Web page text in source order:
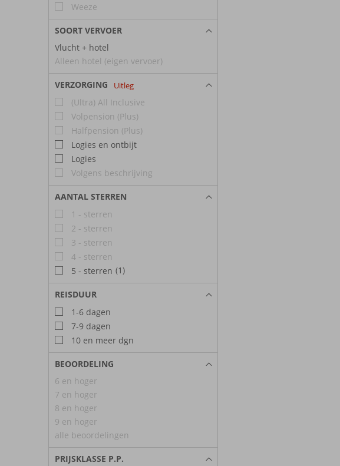
Weeze
SOORT VERVOER
Vlucht + hotel
Alleen hotel (eigen vervoer)
VERZORGING Uitleg
(Ultra) All Inclusive
Volpension (Plus)
Halfpension (Plus)
Logies en ontbijt
Logies
Volgens beschrijving
AANTAL STERREN
1 - sterren
2 - sterren
3 - sterren
4 - sterren
5 - sterren (1)
REISDUUR
1-6 dagen
7-9 dagen
10 en meer dgn
BEOORDELING
6 en hoger
7 en hoger
8 en hoger
9 en hoger
alle beoordelingen
PRIJSKLASSE P.P.